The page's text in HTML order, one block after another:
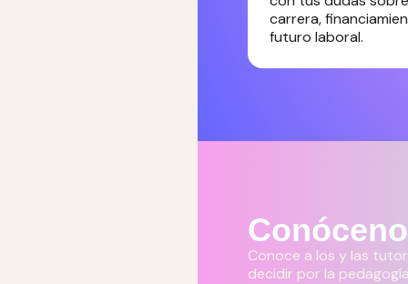
carrera,
futuro laboral.
Conoce a los y las
decidir por la